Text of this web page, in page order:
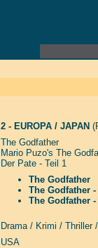
2 - EUROPA / JAPAN
The Godfather
Mario Puzo's The
Der Pate - Teil 1
The Godfather
The Godfather -
The Godfather -
Drama / Krimi / Thriller
USA